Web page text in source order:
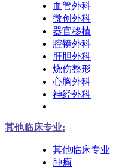
血管外科
微创外科
器官移植
腔镜外科
肝胆外科
烧伤整形
心胸外科
神经外科
其他临床专业:
其他临床专业
肿瘤